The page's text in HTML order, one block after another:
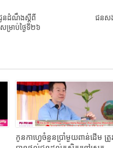
នដំណឹង​ស្តីពី
ម្រាប់ថ្ងៃទី២៦
ជនសង្
កូនកាហ្វេចំនួនប្រាំមួយពាន់ដើម ត្រូ